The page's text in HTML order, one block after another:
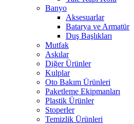
Banyo
Aksesuarlar
Batarya ve Armatür
Duş Başlıkları
Mutfak
Askılar
Diğer Ürünler
Kulplar
Oto Bakım Ürünleri
Paketleme Ekipmanları
Plastik Ürünler
Stoperler
Temizlik Ürünleri